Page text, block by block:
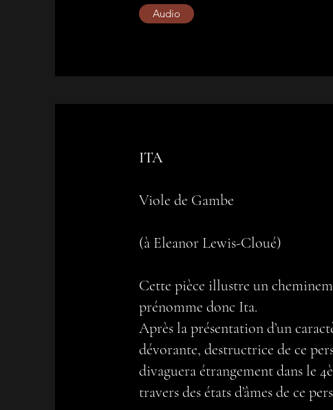
Audio
ITA
Viole de Gambe
(à Eleanor Lewis-Cloué)
Cette pièce illustre un
prénomme donc Ita.
Après la présentation d’un
dévorante, destructrice de ce
divaguera étrangement dans le
travers des états d’âmes de ce